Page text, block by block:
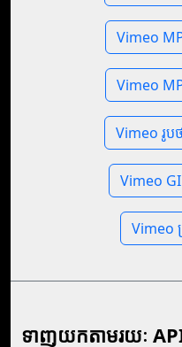
Vimeo
Vimeo
Vimeo រូប
Vimeo
Vimeo ប្
ទាញយកតាមរយៈ